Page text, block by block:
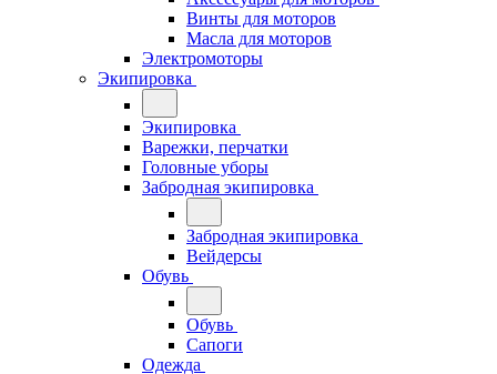
Винты для моторов
Масла для моторов
Электромоторы
Экипировка
Экипировка
Варежки, перчатки
Головные уборы
Забродная экипировка
Забродная экипировка
Вейдерсы
Обувь
Обувь
Сапоги
Одежда